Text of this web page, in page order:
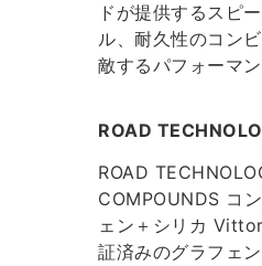
ドが提供するスピ
ル、耐久性のコン
敵するパフォーマ
ROAD
ROAD
COMPOUNDS コ
ェン＋シリカ
証済みのグラフェ